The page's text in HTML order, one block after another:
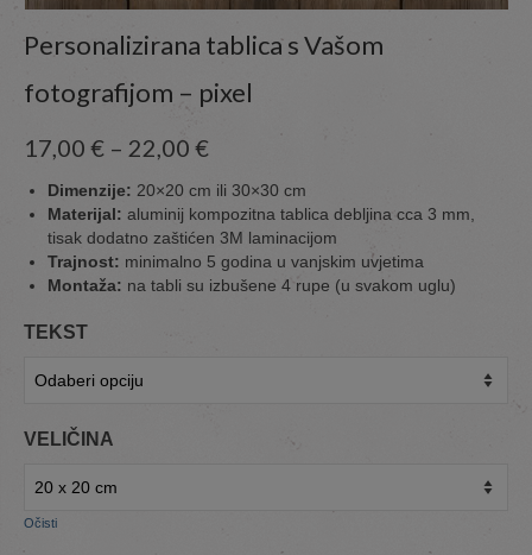
Personalizirana tablica s Vašom
fotografijom – pixel
17,00 € – 22,00 €
Dimenzije: 20×20 cm ili 30×30 cm
Materijal: aluminij kompozitna tablica debljina cca 3 mm,
tisak dodatno zaštićen 3M laminacijom
Trajnost: minimalno 5 godina u vanjskim uvjetima
Montaža: na tabli su izbušene 4 rupe (u svakom uglu)
TEKST
VELIČINA
Očisti